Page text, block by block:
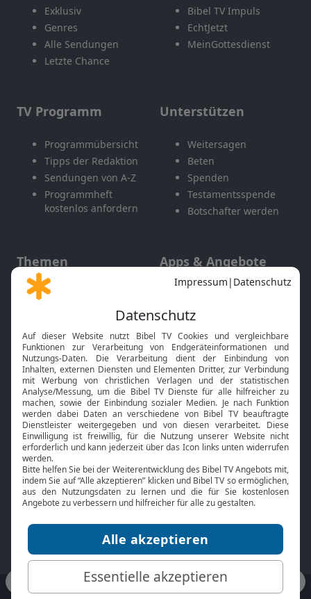
Exklusiv
Genres
Alle Sendungen
Letzte Chance
Bibel TV Impuls
EchtJetzt
MeinGottesdienst
TV Programm
Programmübersicht
Tipps der Redaktion
Sendungen von A-Z
Programmheft
kostenlos anfordern
Unterstützen
Weitersagen
Beten
Spenden
Testamentsspende
Botschafter werden
Themen
Gott und Bibel erklärt
Neuigkeiten
Apps & Angebote
Mobile App
Smart TV
HbbTV
Bibelthek Online-Bibel
Nächster Gottesdienst
Bibel TV
Über uns
Jobs
Mediadaten
Service
Kontakt
TV-Empfang
bibeltv.de: Impressum Datenschutz